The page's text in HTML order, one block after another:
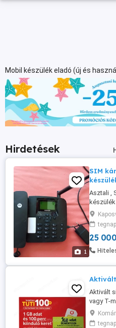
Mobil készülék eladó (új és
Hirdetések
1
SIM
Asztali ,
ajánlom.
lehet.
25
Aktivált
vagy T-
legyen